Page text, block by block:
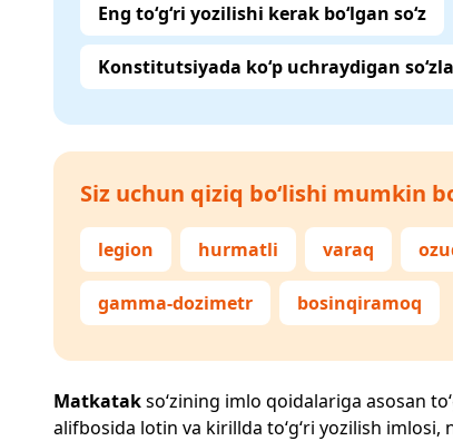
Eng to‘g‘ri yozilishi kerak bo‘lgan so‘z
Konstitutsiyada ko‘p uchraydigan
Siz uchun qiziq bo‘lishi mumkin
legion hurmatli varaq
gamma-dozimetr bosinqiramoq
Matkatakso‘zining imlo qoidalariga asosan
alifbosida lotin va kirillda to‘g‘ri yozilish